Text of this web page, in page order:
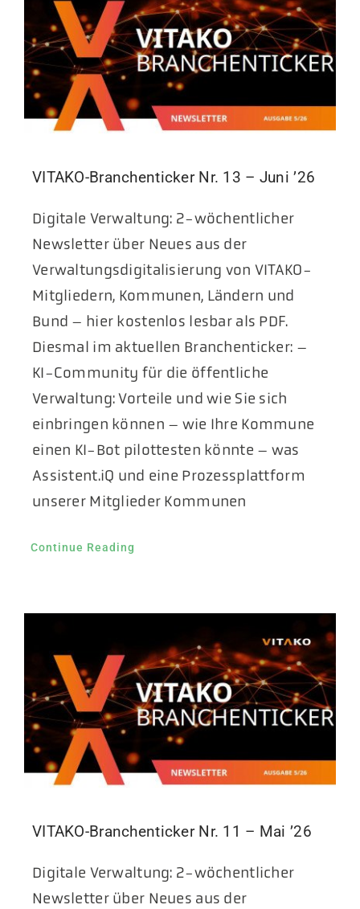
VITAKO-Branchenticker Nr. 13 – Juni ’26
Digitale Verwaltung: 2-wöchentlicher
Newsletter über Neues aus der
Verwaltungsdigitalisierung von VITAKO-
Mitgliedern, Kommunen, Ländern und
Bund – hier kostenlos lesbar als PDF.
Diesmal im aktuellen Branchenticker: –
KI-Community für die öffentliche
Verwaltung: Vorteile und wie Sie sich
einbringen können – wie Ihre Kommune
einen KI-Bot pilottesten könnte – was
Assistent.iQ und eine Prozessplattform
unserer Mitglieder Kommunen
Continue Reading
VITAKO-Branchenticker Nr. 11 – Mai ’26
Digitale Verwaltung: 2-wöchentlicher
Newsletter über Neues aus der